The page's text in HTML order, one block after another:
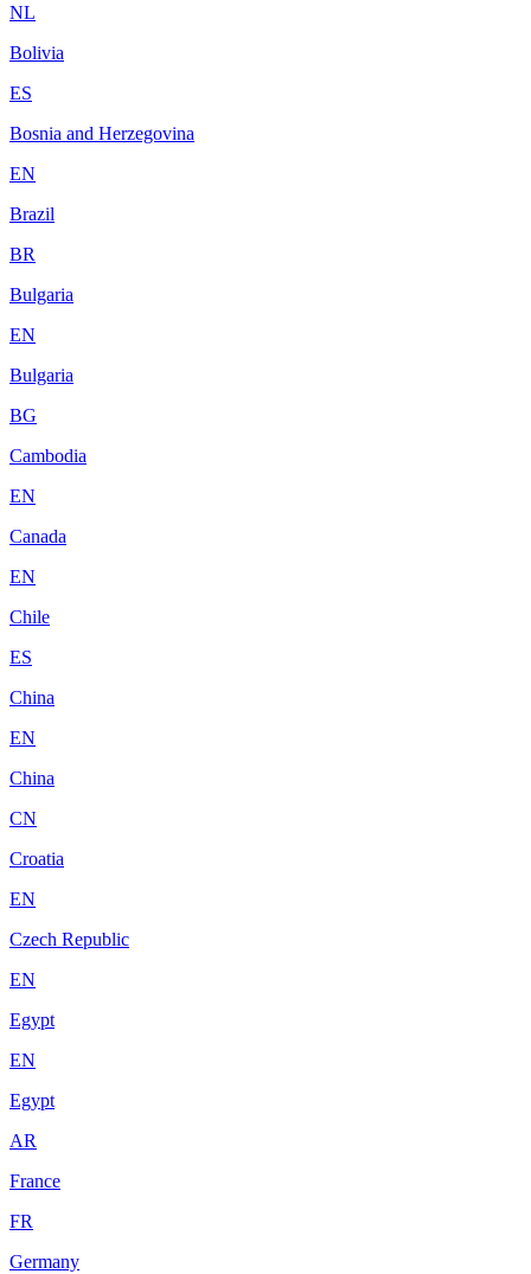
NL
Bolivia
ES
Bosnia and Herzegovina
EN
Brazil
BR
Bulgaria
EN
Bulgaria
BG
Cambodia
EN
Canada
EN
Chile
ES
China
EN
China
CN
Croatia
EN
Czech Republic
EN
Egypt
EN
Egypt
AR
France
FR
Germany